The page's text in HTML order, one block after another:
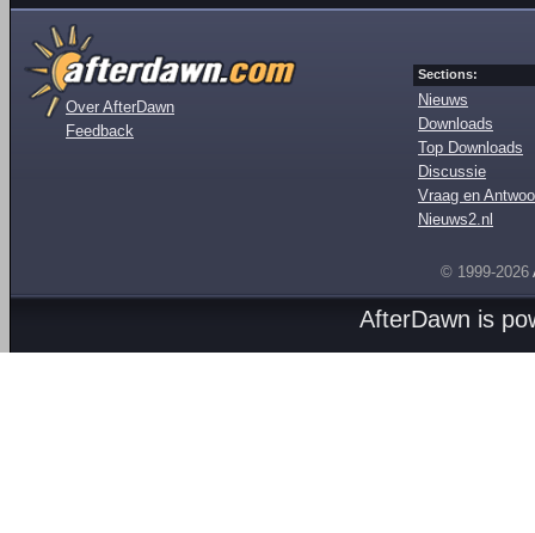
Over AfterDawn
Feedback
Sections:
Nieuws
Downloads
Top Downloads
Discussie
Vraag en
Nieuws2.nl
© 1999-2026
AfterDawn is